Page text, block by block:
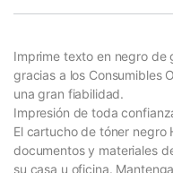
Imprime texto en negro de
gracias a los Consumibles
una gran fiabilidad.
Impresión de toda
El cartucho de tóner negro
documentos y materiales
su casa u oficina.